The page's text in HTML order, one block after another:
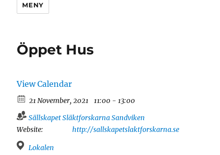
MENY
Öppet Hus
View Calendar
21 November, 2021
11:00 - 13:00
Sällskapet Släktforskarna Sandviken
Website:
http://sallskapetslaktforskarna.se
Lokalen